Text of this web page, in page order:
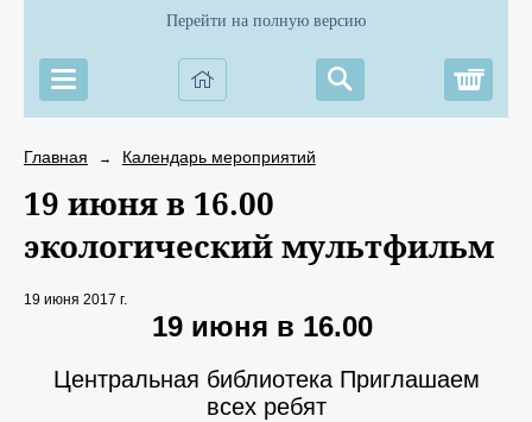
Перейти на полную версию
Главная → Календарь мероприятий
19 июня в 16.00
экологический мультфильм
19 июня 2017 г.
19 июня в 16.00
Центральная библиотека Приглашаем
всех ребят